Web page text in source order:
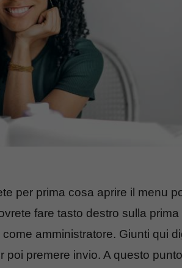
per prima cosa aprire il menu
fare tasto destro sulla prima
amministratore. Giunti qui
premere invio. A questo